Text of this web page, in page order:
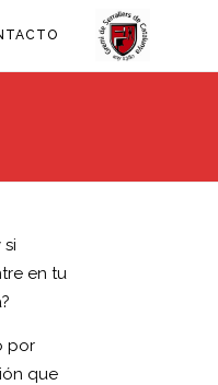
si
en tu
por
que